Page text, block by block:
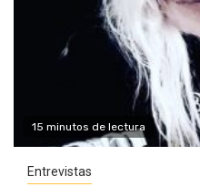
15 minutos de lectura
Entrevistas